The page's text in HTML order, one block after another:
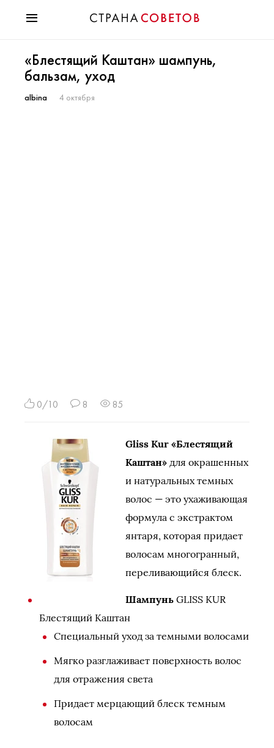
Мода
Звезды
Гороскопы
«Блестящий Каштан» шампунь,
бальзам, уход
albina 4 октября
0/10 8 85
Gliss Kur «Блестящий
Каштан» для окрашенных
и натуральных темных
волос — это ухаживающая
формула с экстрактом
янтаря, которая придает
волосам многогранный,
переливающийся блеск.
Шампунь GLISS KUR
Блестящий Каштан
Специальный уход за темными волосами
Мягко разглаживает поверхность волос
для отражения света
Придает мерцающий блеск темным
волосам